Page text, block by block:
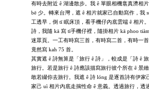
有時去附近 ê 湖邊散步。我 ê 單眼相機翕真濟相
bē 少。轉來台灣，遮 ê 相片就家己自動寫作，我
工透早，倒 tī 眠床頂，看手機仔內底雲端 ê 相片
詩，我隨 kā 寫 tī手機仔裡，隨掛相片 kā phoo
迷眾頁。一工有時寫三首，有時寫二首，有時一首
竟然寫 kah 75 首。
其實遮 ê 詩無算是「旅行 ê 詩」，較成是「詩 ê
旅行。若是旅行 ê 詩應該描寫旅行彼个所在 ê 景
敢若綴你去旅行。我遮 ê 詩 lóng 是逐首詩有伊家
家己 uì 相片內底走揣性命 ê 意義。透過旅行，透